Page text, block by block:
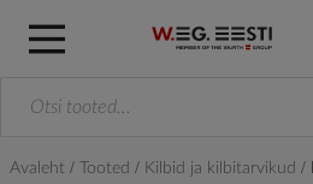
Avaleht Tooted Kilbid ja kilbitarvikud